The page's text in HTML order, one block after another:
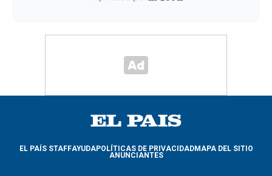
EL PAÍS STAFFAYUDAPOLÍTICAS DE PRIVACIDADMAPA DEL SITIO
ANUNCIANTES